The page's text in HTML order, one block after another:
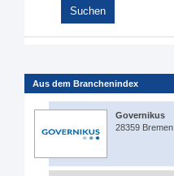
Aus dem Branchenindex
Governikus
28359 Bremen